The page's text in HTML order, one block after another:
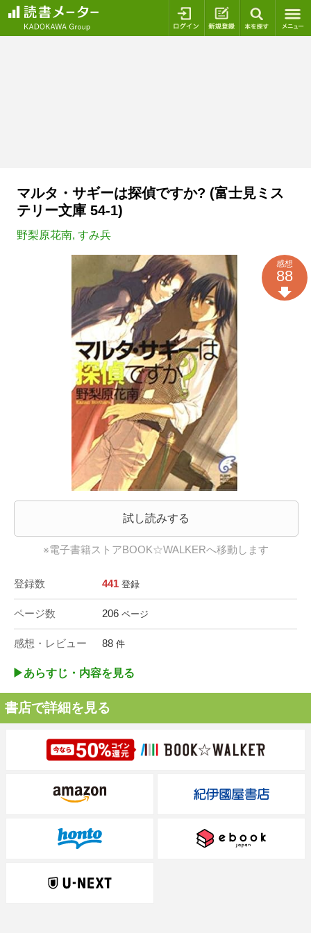
ログイン 新規登録
マルタ・サギーは探偵ですか? (富士見ミス
テリー文庫 54-1)
野梨原花南, すみ兵
試し読みする
※電子書籍ストアBOOK☆WALKERへ移動します
登録数 441 登録
ページ数 206 ページ
感想・レビュー 88 件
感想
88
▶︎あらすじ・内容を見る
書店で詳細を見る